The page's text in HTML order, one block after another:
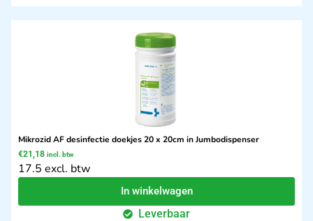
Mikrozid AF desinfectie doekjes 20 x 20cm in Jumbodispenser
€21,18 incl. btw
17.5 excl. btw
In winkelwagen
Leverbaar